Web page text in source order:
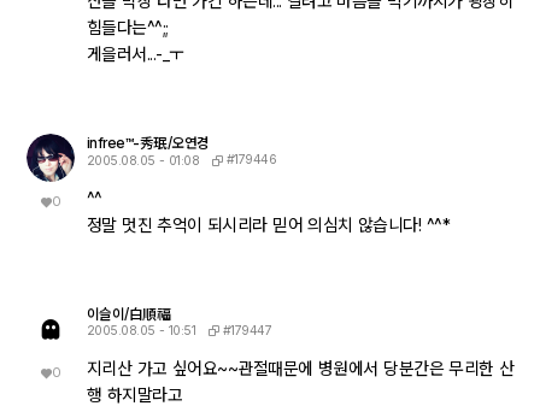
힘들다는^^;;
게을러서...-_ㅜ
0
infree™-秀珉/오연경
2005.08.05 - 01:08 #179446
^^
정말 멋진 추억이 되시리라 믿어 의심치 않습니다! ^^*
0
이슬이/白順福
2005.08.05 - 10:51 #179447
지리산 가고 싶어요~~관절때문에 병원에서 당분간은 무리한 산
행 하지말라고